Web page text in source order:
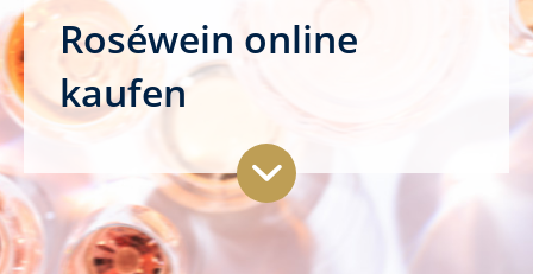
Roséwein online
kaufen